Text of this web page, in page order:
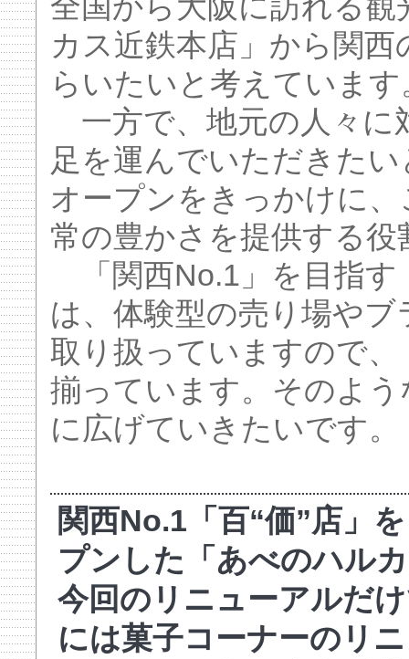
カス近鉄本店」から関
らいたいと考えています
一方で、地元の人々に
足を運んでいただきた
オープンをきっかけに
常の豊かさを提供する
「関西No.1」を目指す
は、体験型の売り場や
取り扱っていますので
揃っています。そのよ
に広げていきたいです。
関西No.1「百“価”店」
プンした「あべのハル
今回のリニューアルだ
には菓子コーナーのリ